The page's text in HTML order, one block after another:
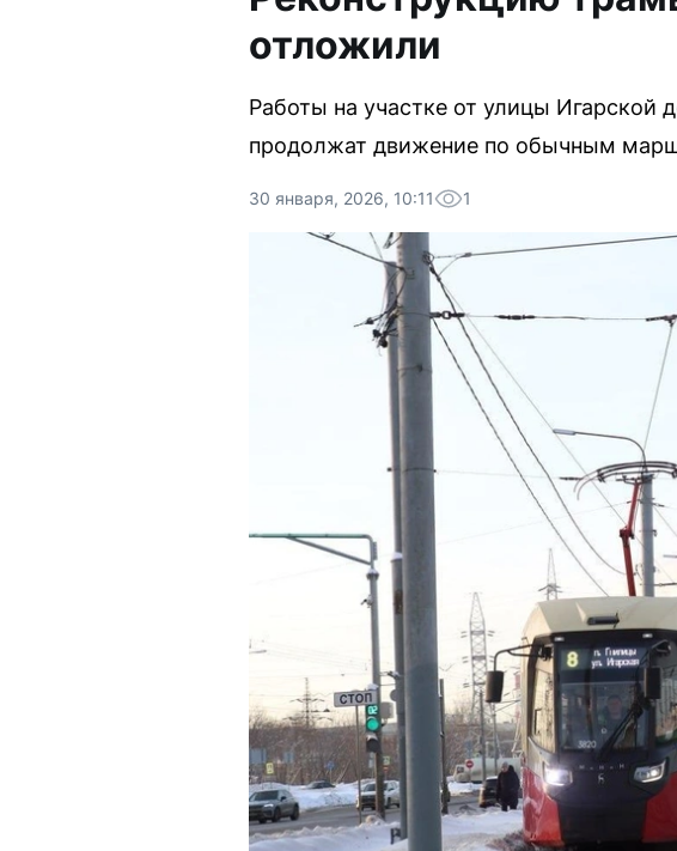
отложили
Работы на участке от улицы Игарской
продолжат движение по обычным
30 января, 2026, 10:11 1